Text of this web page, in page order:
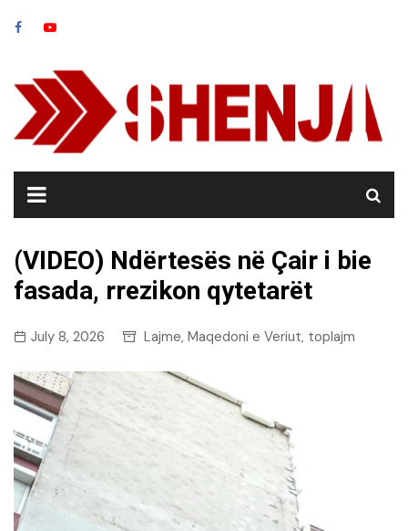
(VIDEO) Ndërtesës në Çair i bie
fasada, rrezikon qytetarët
July 8, 2026 Lajme, Maqedoni e Veriut, toplajm